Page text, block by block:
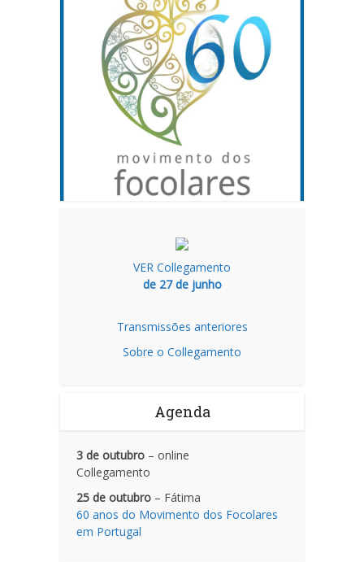
VER Collegamento
de 27 de junho
Transmissões anteriores
Sobre o Collegamento
Agenda
3 de outubro – online
Collegamento
25 de outubro – Fátima
60 anos do Movimento dos Focolares
em Portugal